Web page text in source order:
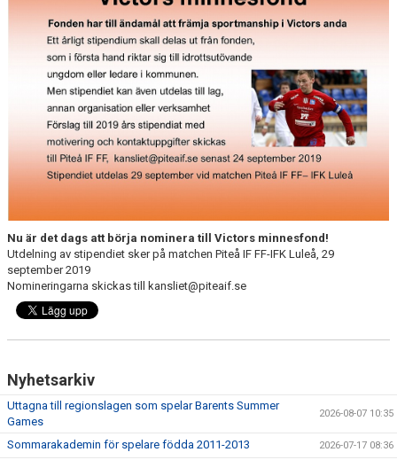
DOKUMENT / RIKTLINJER / UTBILDNING
Nu är det dags att börja nominera till Victors minnesfond!
Utdelning av stipendiet sker på matchen Piteå IF FF-IFK Luleå, 29
september 2019
Nomineringarna skickas till kansliet@piteaif.se
Nyhetsarkiv
Uttagna till regionslagen som spelar Barents Summer
Games
2026-08-07 10:35
Sommarakademin för spelare födda 2011-2013 2026-07-17 08:36